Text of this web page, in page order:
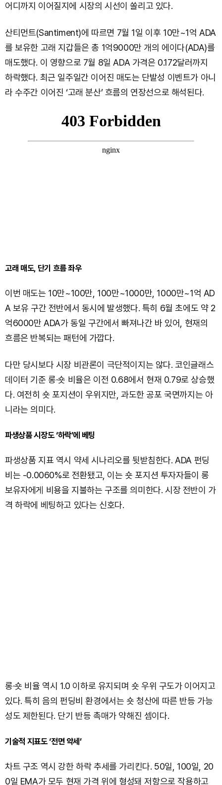
어디까지 이어질지에 시장의 시선이 쏠리고 있다.
산티먼트(Santiment)에 따르면 7월 1일 이후 10만~1억 ADA
를 보유한 고래 지갑들은 총 1억9000만 개의 에이다(ADA)를
매도했다. 이 영향으로 7월 8일 ADA 가격은 0.172달러까지
하락했다. 최근 일주일간 이어진 매도는 단발성 이벤트가 아니
라 수주간 이어진 ‘고래 분산’ 흐름의 연장선으로 해석된다.
고래 매도, 단기 흐름 좌우
이번 매도는 10만~100만, 100만~1000만, 1000만~1억 AD
A 보유 구간 전반에서 동시에 발생했다. 특히 6월 초에도 약 2
억6000만 ADA가 동일 구간에서 빠져나간 바 있어, 현재의
흐름은 반복되는 패턴에 가깝다.
다만 당시보다 시장 비관론이 극단적이지는 않다. 코인글래스
데이터 기준 롱·숏 비율은 이전 0.68에서 현재 0.79로 상승했
다. 여전히 숏 포지션이 우위지만, 과도한 공포 국면까지는 아
니라는 의미다.
파생상품 시장도 ‘하락’에 베팅
파생상품 지표 역시 약세 시나리오를 뒷받침한다. ADA 펀딩
비는 -0.0060%로 전환됐고, 이는 숏 포지션 투자자들이 롱
보유자에게 비용을 지불하는 구조를 의미한다. 시장 전반이 가
격 하락에 베팅하고 있다는 신호다.
롱·숏 비율 역시 1.0 이하로 유지되며 숏 우위 구도가 이어지고
있다. 특히 음의 펀딩비 환경에서는 숏 청산에 따른 반등 가능
성도 제한된다. 단기 반등 촉매가 약해진 셈이다.
기술적 지표도 ‘전면 약세’
차트 구조 역시 강한 하락 추세를 가리킨다. 50일, 100일, 20
0일 EMA가 모두 현재 가격 위에 형성돼 저항으로 작용하고